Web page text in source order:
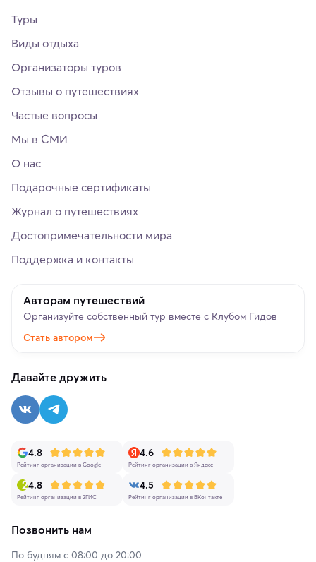
Туры
Виды отдыха
Организаторы туров
Отзывы о путешествиях
Частые вопросы
Мы в СМИ
О нас
Подарочные сертификаты
Журнал о путешествиях
Достопримечательности мира
Поддержка и контакты
Авторам путешествий
Организуйте собственный тур вместе с Клубом Гидов
Стать автором
Давайте дружить
4.8
Рейтинг организации в Google
4.6
Рейтинг организации в Яндекс
4.8
Рейтинг организации в 2ГИС
4.5
Рейтинг организации в ВКонтакте
Позвонить нам
По будням с 08:00 до 20:00